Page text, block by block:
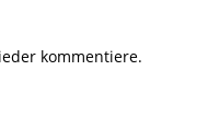
kommentiere.